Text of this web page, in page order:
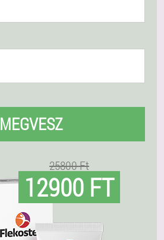
MEGVESZ
25800 Ft
12900 FT